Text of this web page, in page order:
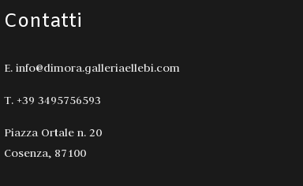
Contatti
E. info@dimora.galleriaellebi.com
T. +39 3495756593
Piazza Ortale n. 20
Cosenza, 87100